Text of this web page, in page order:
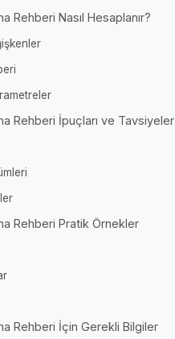
Rehberi Nasıl Hesaplanır?
Rehberi İpuçları ve Tavsiyeler
Rehberi Pratik Örnekler
Rehberi İçin Gerekli Bilgiler